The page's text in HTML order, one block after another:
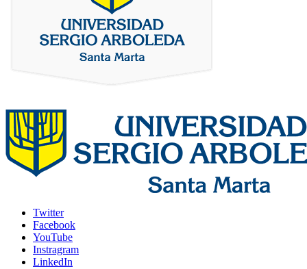
Twitter
Facebook
YouTube
Instragram
LinkedIn